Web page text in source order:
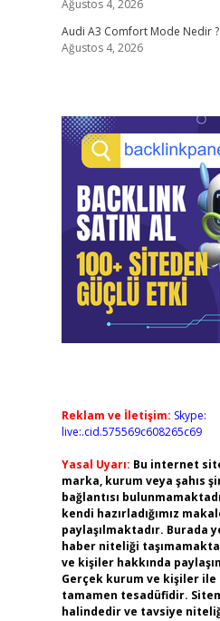
Ağustos 4, 2026
Audi A3 Comfort Mode Nedir ?
Ağustos 4, 2026
Reklam ve İletişim: Skype:
live:.cid.575569c608265c69
Yasal Uyarı: Bu internet
marka, kurum veya şahıs
bağlantısı
kendi hazırladığımız
paylaşılmaktadır. Burada
haber niteliği
ve kişiler hakkında
Gerçek kurum ve kişiler
tamamen tesadüfidir.
halindedir ve tavsiye